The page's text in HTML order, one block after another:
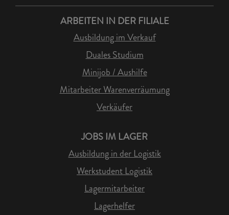
ARBEITEN IN DER FILIALE
Ausbildung im Verkauf
Duales Studium
Minijob / Aushilfe
Mitarbeiter Warenverräumung
Verkäufer
JOBS IM LAGER
Ausbildung in der Logistik
Werkstudent Logistik
Lagermitarbeiter
Lagerhelfer